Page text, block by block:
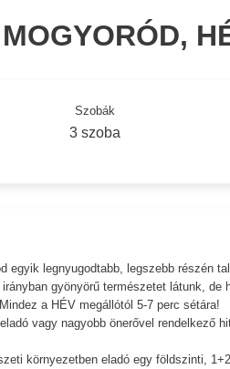
Szobák
3 szoba
egyik legnyugodtabb, legszebb részén
gyönyörű természetet látunk,
a HÉV megállótól 5-7 perc sétára!
vagy nagyobb önerővel rendelkező
környezetben eladó egy földszinti,